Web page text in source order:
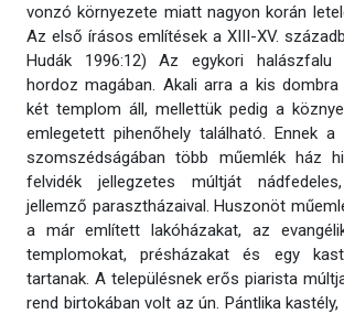
vonzó környezete miatt nagyon korán
Az első írásos említések a XIII-XV.
Hudák 1996:12) Az egykori halászfalu
hordoz magában. Akali arra a kis
két templom áll, mellettük pedig a
emlegetett pihenőhely található. Ennek a
szomszédságában több műemlék ház
felvidék jellegzetes múltját
jellemző parasztházaival. Huszonöt
a már említett lakóházakat, az
templomokat, présházakat és egy
tartanak. A településnek erős piarista
rend birtokában volt az ún. Pántlika kastély,